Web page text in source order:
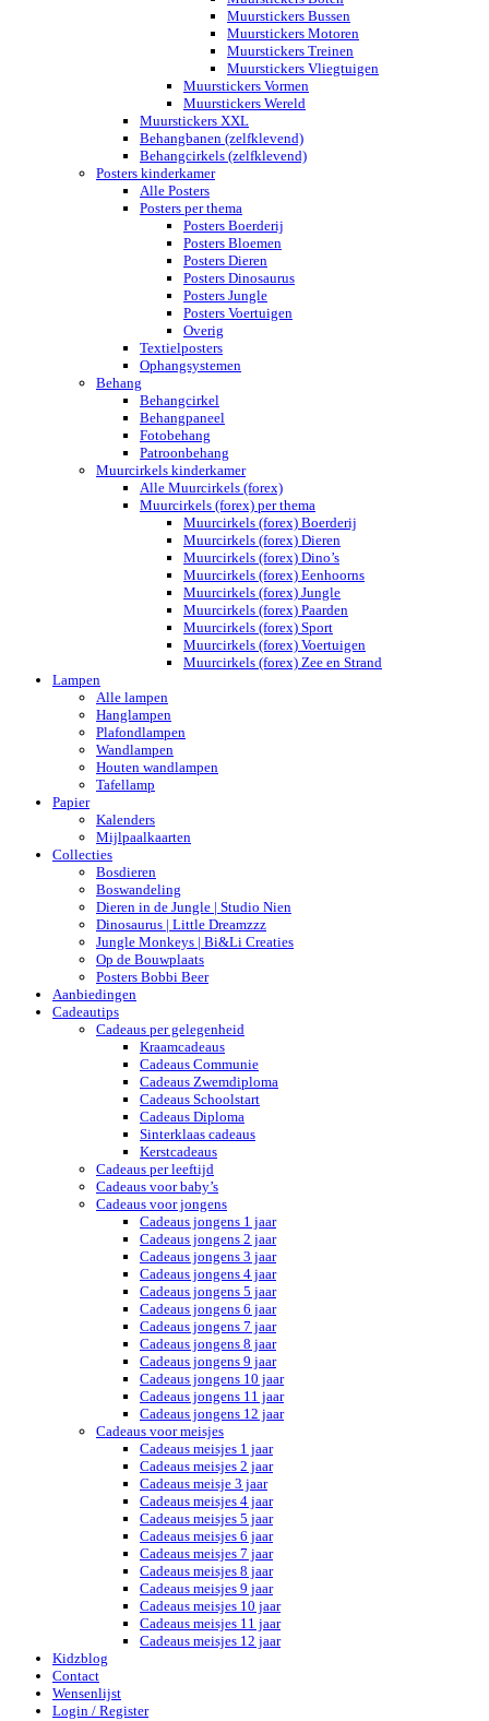
Muurstickers Bussen
Muurstickers Motoren
Muurstickers Treinen
Muurstickers Vliegtuigen
Muurstickers Vormen
Muurstickers Wereld
Muurstickers XXL
Behangbanen (zelfklevend)
Behangcirkels (zelfklevend)
Posters kinderkamer
Alle Posters
Posters per thema
Posters Boerderij
Posters Bloemen
Posters Dieren
Posters Dinosaurus
Posters Jungle
Posters Voertuigen
Overig
Textielposters
Ophangsystemen
Behang
Behangcirkel
Behangpaneel
Fotobehang
Patroonbehang
Muurcirkels kinderkamer
Alle Muurcirkels (forex)
Muurcirkels (forex) per thema
Muurcirkels (forex) Boerderij
Muurcirkels (forex) Dieren
Muurcirkels (forex) Dino’s
Muurcirkels (forex) Eenhoorns
Muurcirkels (forex) Jungle
Muurcirkels (forex) Paarden
Muurcirkels (forex) Sport
Muurcirkels (forex) Voertuigen
Muurcirkels (forex) Zee en Strand
Lampen
Alle lampen
Hanglampen
Plafondlampen
Wandlampen
Houten wandlampen
Tafellamp
Papier
Kalenders
Mijlpaalkaarten
Collecties
Bosdieren
Boswandeling
Dieren in de Jungle | Studio Nien
Dinosaurus | Little Dreamzzz
Jungle Monkeys | Bi&Li Creaties
Op de Bouwplaats
Posters Bobbi Beer
Aanbiedingen
Cadeautips
Cadeaus per gelegenheid
Kraamcadeaus
Cadeaus Communie
Cadeaus Zwemdiploma
Cadeaus Schoolstart
Cadeaus Diploma
Sinterklaas cadeaus
Kerstcadeaus
Cadeaus per leeftijd
Cadeaus voor baby’s
Cadeaus voor jongens
Cadeaus jongens 1 jaar
Cadeaus jongens 2 jaar
Cadeaus jongens 3 jaar
Cadeaus jongens 4 jaar
Cadeaus jongens 5 jaar
Cadeaus jongens 6 jaar
Cadeaus jongens 7 jaar
Cadeaus jongens 8 jaar
Cadeaus jongens 9 jaar
Cadeaus jongens 10 jaar
Cadeaus jongens 11 jaar
Cadeaus jongens 12 jaar
Cadeaus voor meisjes
Cadeaus meisjes 1 jaar
Cadeaus meisjes 2 jaar
Cadeaus meisje 3 jaar
Cadeaus meisjes 4 jaar
Cadeaus meisjes 5 jaar
Cadeaus meisjes 6 jaar
Cadeaus meisjes 7 jaar
Cadeaus meisjes 8 jaar
Cadeaus meisjes 9 jaar
Cadeaus meisjes 10 jaar
Cadeaus meisjes 11 jaar
Cadeaus meisjes 12 jaar
Kidzblog
Contact
Wensenlijst
Login / Register